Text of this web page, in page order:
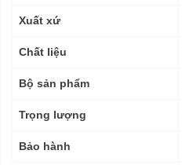
Xuất xứ
Chất liệu
Bộ sản phẩm
Trọng lượng
Bảo hành